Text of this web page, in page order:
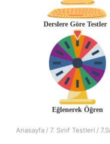
Derslere Göre Testler
Eğlenerek Öğren
Anasayfa / 7. Sınıf Testleri /